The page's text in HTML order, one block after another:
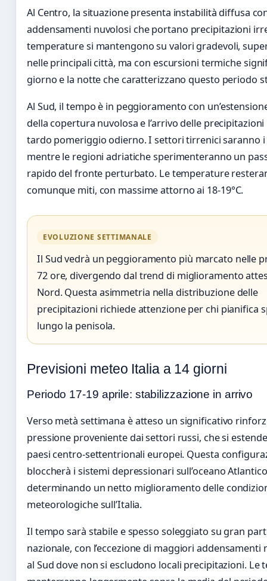
Al Centro, la situazione presenta instabilità diffusa
addensamenti nuvolosi che portano precipitazioni
temperature si mantengono su valori gradevoli,
nelle principali città, ma con escursioni termiche
giorno e la notte che caratterizzano questo periodo
Al Sud, il tempo è in peggioramento con
della copertura nuvolosa e l’arrivo delle
tardo pomeriggio odierno. I settori tirrenici saranno
mentre le regioni adriatiche sperimenteranno un
rapido del fronte perturbato. Le temperature
comunque miti, con massime attorno ai 18-19°C.
EVOLUZIONE SETTIMANALE
Il Sud vedrà un peggioramento più marcato nelle
72 ore, divergendo dal trend di miglioramento
Nord. Questa asimmetria nella distribuzione delle
precipitazioni richiede attenzione per chi pianifica
lungo la penisola.
Previsioni meteo Italia a 14 giorni
Periodo 17-19 aprile: stabilizzazione in arrivo
Verso metà settimana è atteso un significativo
pressione proveniente dai settori russi, che si
paesi centro-settentrionali europei. Questa
bloccherà i sistemi depressionari sull’oceano
determinando un netto miglioramento delle
meteorologiche sull’Italia.
Il tempo sarà stabile e spesso soleggiato su gran
nazionale, con l’eccezione di maggiori addensamenti
al Sud dove non si escludono locali precipitazioni. Le